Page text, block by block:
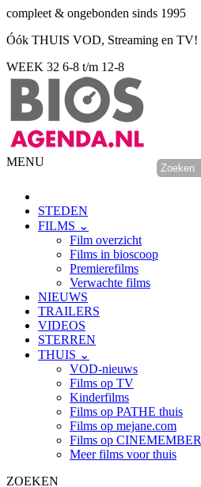
compleet & ongebonden sinds 1995
Óók THUIS VOD, Streaming en TV!
WEEK 32 6-8 t/m 12-8
MENU
STEDEN
FILMS ⌄
Film overzicht
Films in bioscoop
Premierefilms
Verwachte films
NIEUWS
TRAILERS
VIDEOS
STERREN
THUIS ⌄
VOD-nieuws
Films op TV
Kinderfilms
Films op PATHE thuis
Films op mejane.com
Films op CINEMEMBER
Meer films voor thuis
ZOEKEN